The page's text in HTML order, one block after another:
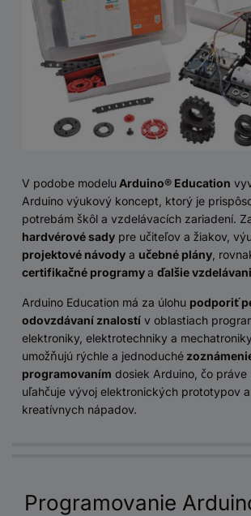
V podobe modelu Arduino® Education
Arduino výukový koncept, ktorý je
potrebám škôl a vzdelávacích zariadení.
hardvérové ​​sady pre učiteľov a žiakov,
projektové návody a učebné plány ,
certifikačné programya ďalšie
Arduino Education má za úlohu podporiť
odovzdávaní znalostí v oblastiach
elektroniky, elektrotechniky a
umožňujú rýchle a jednoduché
programovaním dosiek Arduino, čo práve
uľahčuje vývoj elektronických prototypov
kreatívnych nápadov.
Programovanie